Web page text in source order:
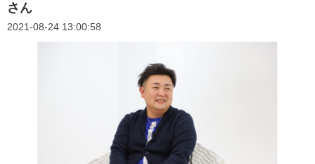
さん
2021-08-24 13:00:58